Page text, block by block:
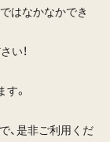
はなかなかでき
い！
。
、是非ご利用くだ